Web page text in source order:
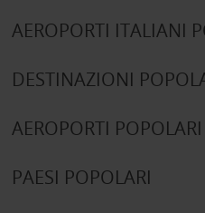
AEROPORTI ITALIANI
DESTINAZIONI
AEROPORTI POPOLARI
PAESI POPOLARI